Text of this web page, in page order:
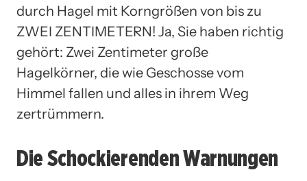
durch Hagel mit Korngrößen von bis zu
ZWEI ZENTIMETERN! Ja, Sie haben richtig
gehört: Zwei Zentimeter große
Hagelkörner, die wie Geschosse vom
Himmel fallen und alles in ihrem Weg
zertrümmern.
Die Schockierenden Warnungen